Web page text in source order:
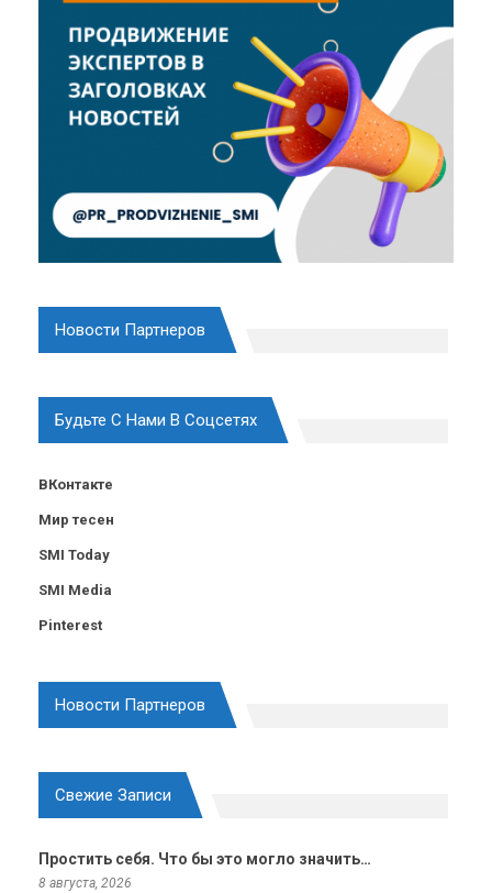
Новости Партнеров
Будьте С Нами В Соцсетях
ВКонтакте
Мир тесен
SMI Today
SMI Media
Pinterest
Новости Партнеров
Свежие Записи
Простить себя. Что бы это могло значить…
8 августа, 2026